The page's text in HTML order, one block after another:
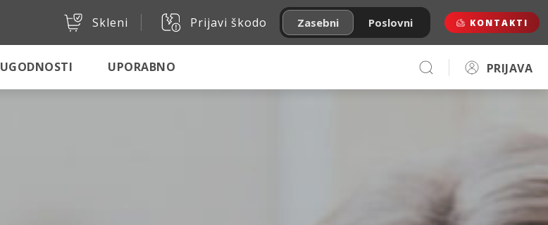
Skleni Prijavi škodo Zasebni Poslovni KONTAKTI
UGODNOSTI UPORABNO PRIJAVA